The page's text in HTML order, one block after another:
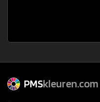
PMSkleuren.com